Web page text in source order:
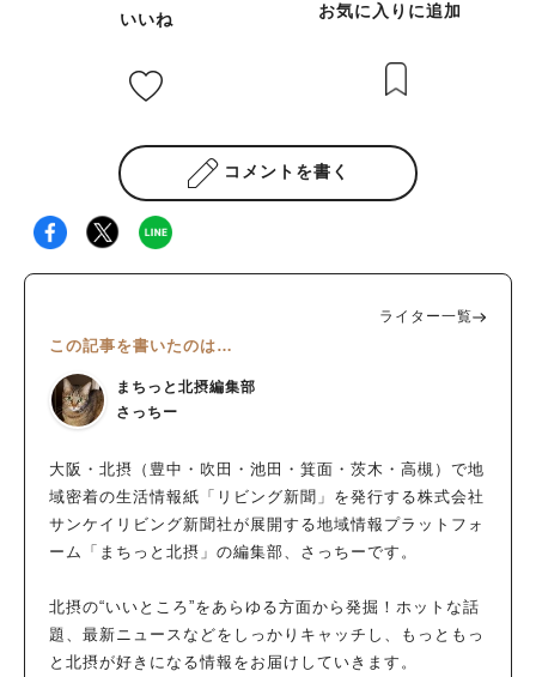
いいね お気に入りに追加
コメントを書く
ライター一覧
この記事を書いたのは…
まちっと北摂編集部
さっちー
大阪・北摂（豊中・吹田・池田・箕面・茨木・高槻）で地
域密着の生活情報紙「リビング新聞」を発行する株式会社
サンケイリビング新聞社が展開する地域情報プラットフォ
ーム「まちっと北摂」の編集部、さっちーです。
北摂の“いいところ”をあらゆる方面から発掘！ホットな話
題、最新ニュースなどをしっかりキャッチし、もっともっ
と北摂が好きになる情報をお届けしていきます。